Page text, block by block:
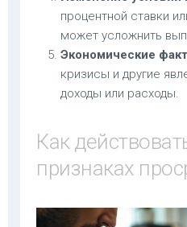
процентной ставки
может усложнить
Экономические
кризисы и другие
доходы или расходы.
Как
признаках